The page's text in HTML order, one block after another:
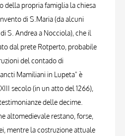
della propria famiglia la chiesa
di S.Maria (da alcuni
S. Andrea a Nocciola), che il
dal prete Rotperto, probabile
del contado di
Mamiliani in Lupeta" è
secolo (in un atto del 1266),
delle decime.
altomedievale restano, forse,
mentre la costruzione attuale